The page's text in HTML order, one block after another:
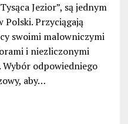
Jezior”, są jednym
Polski. Przyciągają
swoimi malowniczymi
i niezliczonymi
odpowiedniego
aby…